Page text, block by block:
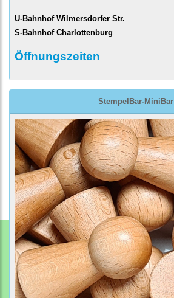
U-Bahnhof Wilmersdorfer Str.
S-Bahnhof Charlottenburg
Öffnungszeiten
StempelBar-MiniBar